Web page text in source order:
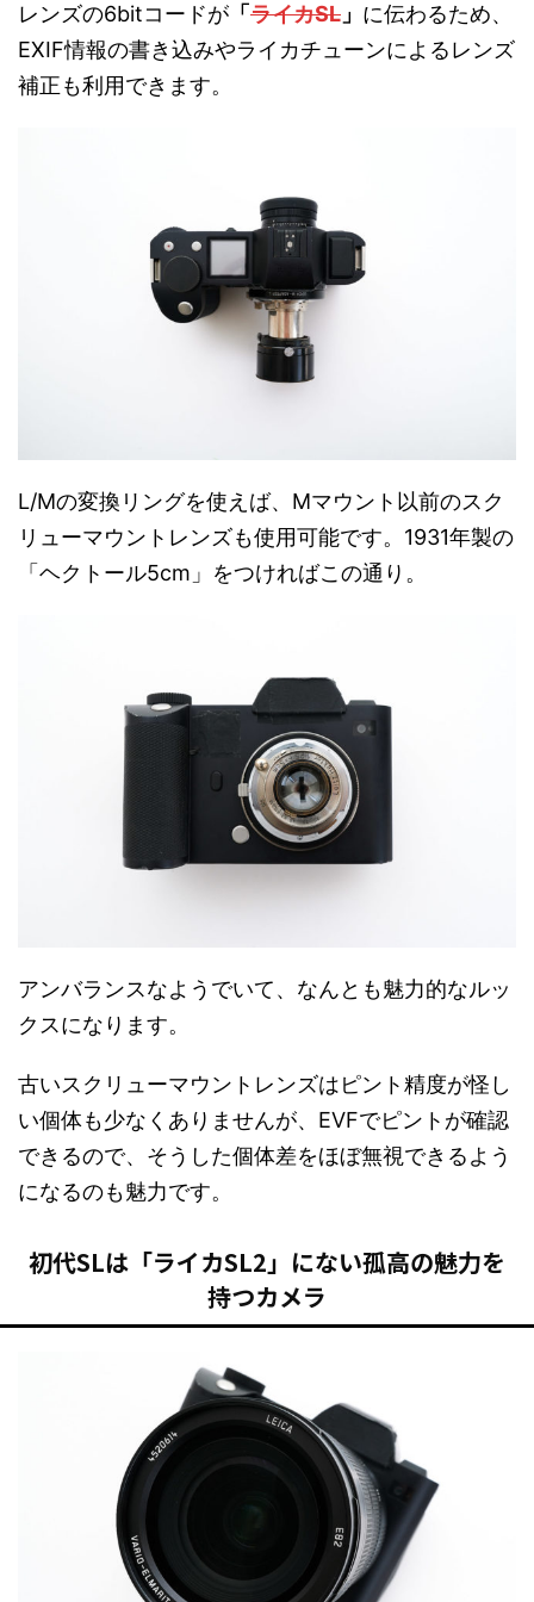
レンズの6bitコードが 「 ライカSL 」 に伝わるため、
EXIF情報の書き込みやライカチューンによるレンズ
補正も利用できます。
L/Mの変換リングを使えば、Mマウント以前のスク
リューマウントレンズも使用可能です。1931年製の
「ヘクトール5cm」をつければこの通り。
アンバランスなようでいて、なんとも魅力的なルッ
クスになります。
古いスクリューマウントレンズはピント精度が怪し
い個体も少なくありませんが、EVFでピントが確認
できるので、そうした個体差をほぼ無視できるよう
になるのも魅力です。
初代SLは「ライカSL2」にない孤高の魅力を
持つカメラ